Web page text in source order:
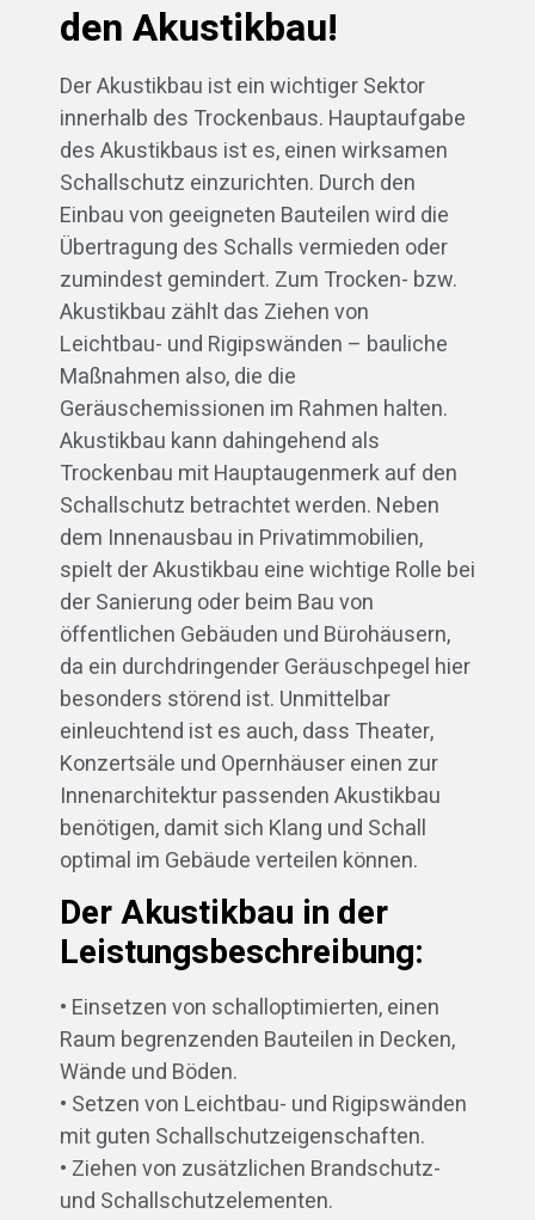
den Akustikbau!
Der Akustikbau ist ein wichtiger Sektor
innerhalb des Trockenbaus. Hauptaufgabe
des Akustikbaus ist es, einen wirksamen
Schallschutz einzurichten. Durch den
Einbau von geeigneten Bauteilen wird die
Übertragung des Schalls vermieden oder
zumindest gemindert. Zum Trocken- bzw.
Akustikbau zählt das Ziehen von
Leichtbau- und Rigipswänden – bauliche
Maßnahmen also, die die
Geräuschemissionen im Rahmen halten.
Akustikbau kann dahingehend als
Trockenbau mit Hauptaugenmerk auf den
Schallschutz betrachtet werden. Neben
dem Innenausbau in Privatimmobilien,
spielt der Akustikbau eine wichtige Rolle bei
der Sanierung oder beim Bau von
öffentlichen Gebäuden und Bürohäusern,
da ein durchdringender Geräuschpegel hier
besonders störend ist. Unmittelbar
einleuchtend ist es auch, dass Theater,
Konzertsäle und Opernhäuser einen zur
Innenarchitektur passenden Akustikbau
benötigen, damit sich Klang und Schall
optimal im Gebäude verteilen können.
Der Akustikbau in der
Leistungsbeschreibung:
• Einsetzen von schalloptimierten, einen
Raum begrenzenden Bauteilen in Decken,
Wände und Böden.
• Setzen von Leichtbau- und Rigipswänden
mit guten Schallschutzeigenschaften.
• Ziehen von zusätzlichen Brandschutz-
und Schallschutzelementen.